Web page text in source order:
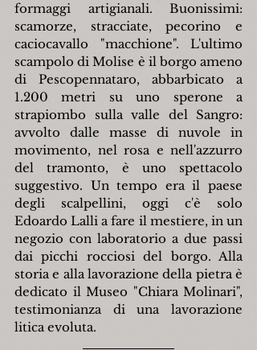
formaggi artigianali. Buonissimi:
scamorze, stracciate, pecorino e
caciocavallo "macchione". L'ultimo
scampolo di Molise è il borgo ameno
di Pescopennataro, abbarbicato a
1.200 metri su uno sperone a
strapiombo sulla valle del Sangro:
avvolto dalle masse di nuvole in
movimento, nel rosa e nell'azzurro
del tramonto, è uno spettacolo
suggestivo. Un tempo era il paese
degli scalpellini, oggi c'è solo
Edoardo Lalli a fare il mestiere, in un
negozio con laboratorio a due passi
dai picchi rocciosi del borgo. Alla
storia e alla lavorazione della pietra è
dedicato il Museo "Chiara Molinari",
testimonianza di una lavorazione
litica evoluta.